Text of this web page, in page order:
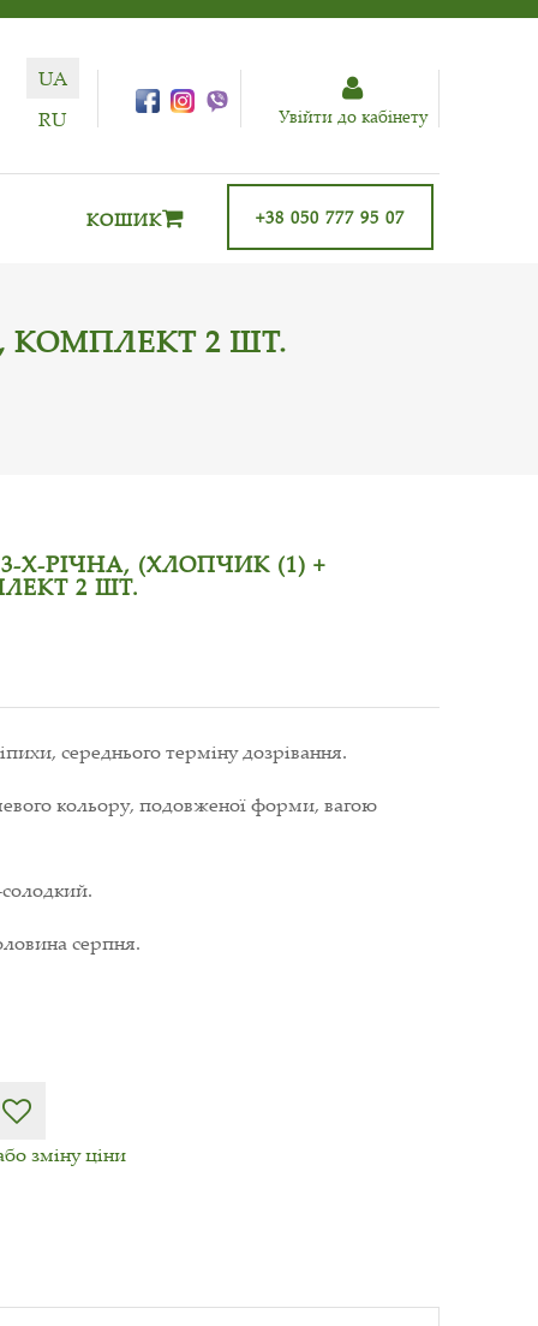
UA
RU
Увiйти до кабiнету
+38 050 777 95 07
КОШИК
КОМПЛЕКТ 2 ШТ.
Х-РІЧНА, (ХЛОПЧИК (1) +
2 ШТ.
середнього терміну дозрівання.
кольору, подовженої форми, вагою
серпня.
зміну ціни